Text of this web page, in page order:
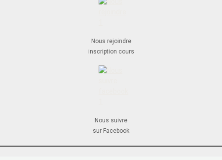
Nous rejoindre
inscription cours
Nous suivre
sur Facebook